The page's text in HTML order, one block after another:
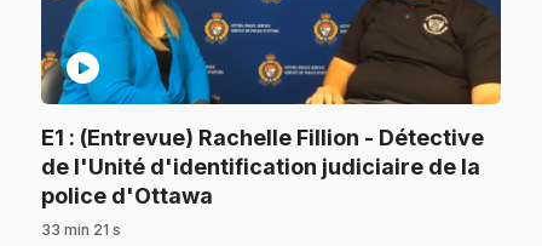
play_circle
E1 : (Entrevue) Rachelle Fillion - Détective
de l'Unité d'identification judiciaire de la
police d'Ottawa
33 min 21 s